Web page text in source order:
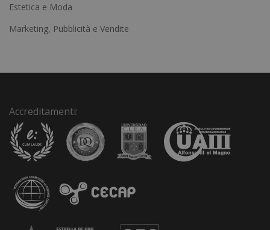
v
Estetica e Moda
Marketing, Pubblicità e Vendite
Accreditamenti: